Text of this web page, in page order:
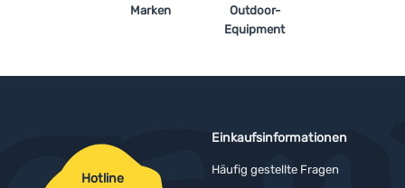
Marken
Outdoor-
Equipment
Einkaufsinformationen
Häufig gestellte Fragen
Hotline